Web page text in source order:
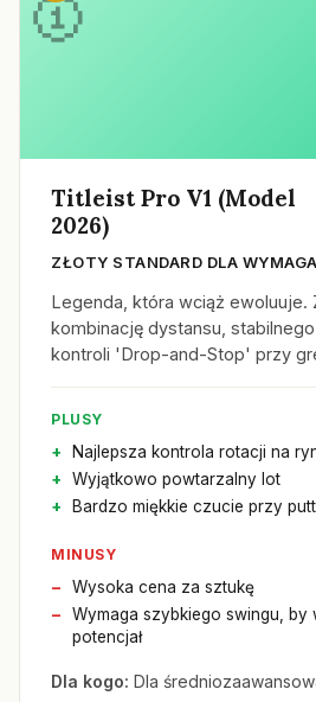
Titleist Pro V1 (Model
2026)
ZŁOTY STANDARD DLA
Legenda, która wciąż ewoluuje.
kombinację dystansu,
kontroli 'Drop-and-Stop' przy
PLUSY
Najlepsza kontrola rotacji na
Wyjątkowo powtarzalny lot
Bardzo miękkie czucie przy
MINUSY
Wysoka cena za sztukę
Wymaga szybkiego swingu, by
potencjał
Dla kogo: Dla